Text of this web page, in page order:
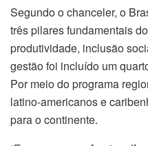
Segundo o chanceler, o
três pilares fundamentais
produtividade, inclusão
gestão foi incluído um
Por meio do programa
latino-americanos e
para o continente.